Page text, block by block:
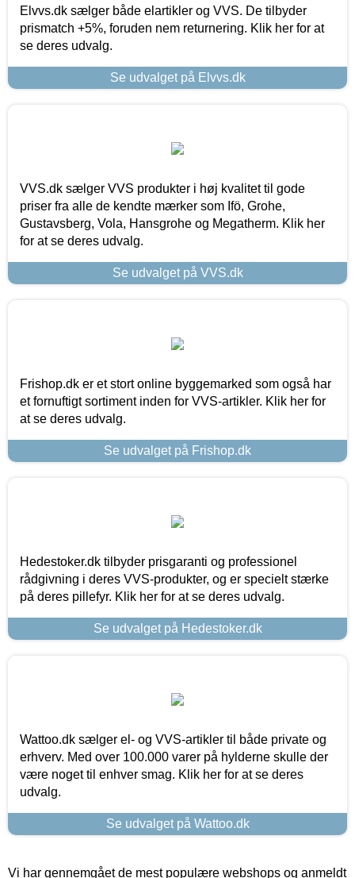
Elvvs.dk sælger både elartikler og VVS. De tilbyder
prismatch +5%, foruden nem returnering. Klik her for at
se deres udvalg.
Se udvalget på Elvvs.dk
VVS.dk sælger VVS produkter i høj kvalitet til gode
priser fra alle de kendte mærker som Ifö, Grohe,
Gustavsberg, Vola, Hansgrohe og Megatherm. Klik her
for at se deres udvalg.
Se udvalget på VVS.dk
Frishop.dk er et stort online byggemarked som også har
et fornuftigt sortiment inden for VVS-artikler. Klik her for
at se deres udvalg.
Se udvalget på Frishop.dk
Hedestoker.dk tilbyder prisgaranti og professionel
rådgivning i deres VVS-produkter, og er specielt stærke
på deres pillefyr. Klik her for at se deres udvalg.
Se udvalget på Hedestoker.dk
Wattoo.dk sælger el- og VVS-artikler til både private og
erhverv. Med over 100.000 varer på hylderne skulle der
være noget til enhver smag. Klik her for at se deres
udvalg.
Se udvalget på Wattoo.dk
Vi har gennemgået de mest populære webshops og anmeldt